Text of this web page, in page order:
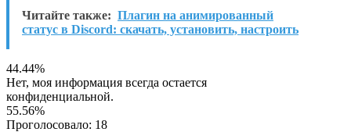
Читайте также: Плагин на анимированный
статус в Discord: скачать, установить, настроить
44.44%
Нет, моя информация всегда остается
конфиденциальной.
55.56%
Проголосовало: 18